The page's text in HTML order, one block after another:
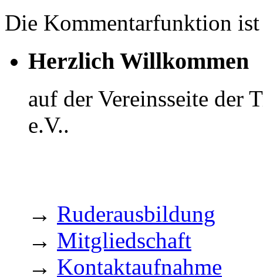
Die Kommentarfunktion ist
Herzlich Willkommen
auf der Vereinsseite der
e.V..
→ Ruderausbildung
→ Mitgliedschaft
→ Kontaktaufnahme